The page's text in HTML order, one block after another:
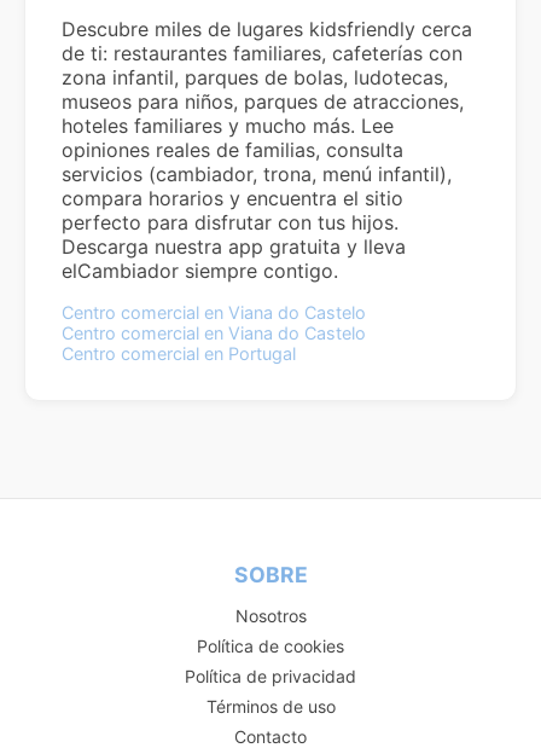
Descubre miles de lugares kidsfriendly cerca
de ti: restaurantes familiares, cafeterías con
zona infantil, parques de bolas, ludotecas,
museos para niños, parques de atracciones,
hoteles familiares y mucho más. Lee
opiniones reales de familias, consulta
servicios (cambiador, trona, menú infantil),
compara horarios y encuentra el sitio
perfecto para disfrutar con tus hijos.
Descarga nuestra app gratuita y lleva
elCambiador siempre contigo.
Centro comercial en Viana do Castelo
Centro comercial en Viana do Castelo
Centro comercial en Portugal
SOBRE
Nosotros
Política de cookies
Política de privacidad
Términos de uso
Contacto